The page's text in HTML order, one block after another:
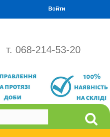
Войти
т. 068-214-53-20